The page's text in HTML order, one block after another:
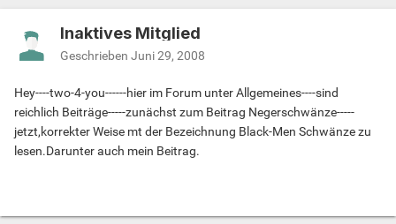
erkennen.
Es gibt übrigens fünf Penisgrößen : Klein
Inaktives Mitglied
Geschrieben Juni 29, 2008
Hey----two-4-you------hier im Forum unter Allgemeines----sind
reichlich Beiträge-----zunächst zum Beitrag Negerschwänze-----
jetzt,korrekter Weise mt der Bezeichnung Black-Men Schwänze zu
lesen.Darunter auch mein Beitrag.